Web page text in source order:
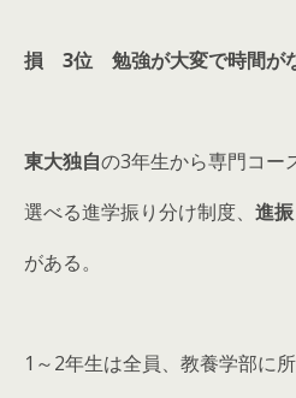
損 3位 勉強が大変で時間がな
東大独自の3年生から専門コー
選べる進学振り分け制度、 進振
がある。
1～2年生は全員、教養学部に